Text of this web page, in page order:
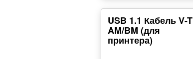
USB 1.1 Кабель V-T
AM/BM (для
принтера)